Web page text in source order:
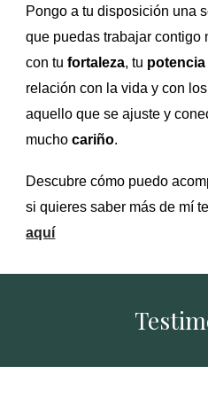
Pongo a tu disposición una
que puedas trabajar contigo
con tufortaleza, tu potencia
relación con la vida y con
aquello que se ajuste y
muchocariño.
Descubre cómo puedo
si quieres saber más de mí
aquí